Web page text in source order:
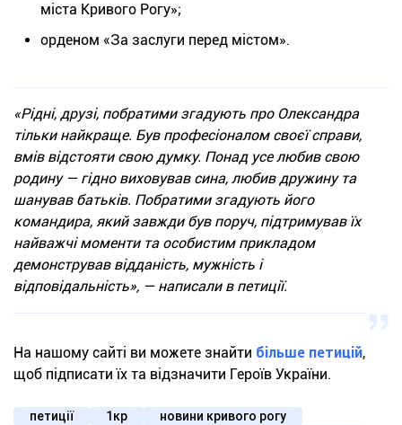
міста Кривого Рогу»;
орденом «За заслуги перед містом».
«Рідні, друзі, побратими згадують про Олександра
тільки найкраще. Був професіоналом своєї справи,
вмів відстояти свою думку. Понад усе любив свою
родину — гідно виховував сина, любив дружину та
шанував батьків. Побратими згадують його
командира, який завжди був поруч, підтримував їх
найважчі моменти та особистим прикладом
демонстрував відданість, мужність і
відповідальність», — написали в петиції.
На нашому сайті ви можете знайти більше петицій,
щоб підписати їх та відзначити Героїв України.
петиції 1кр
новини кривого рогу